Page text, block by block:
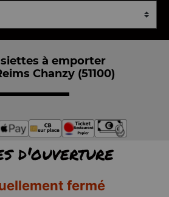
à emporter
Chanzy (51100)
d'ouverture
fermé